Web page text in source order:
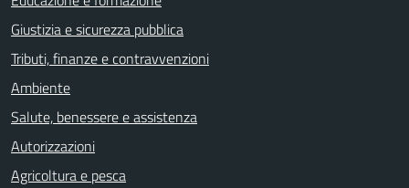
Giustizia e sicurezza pubblica
Tributi, finanze e contravvenzioni
Ambiente
Salute, benessere e assistenza
Autorizzazioni
Agricoltura e pesca